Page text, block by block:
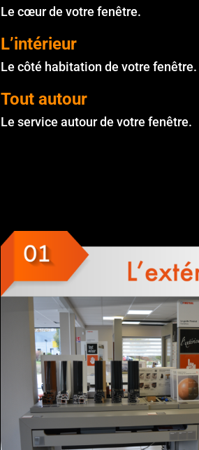
Le cœur de votre fenêtre.
L’intérieur
Le côté habitation de votre fenêtre.
Tout autour
Le service autour de votre fenêtre.